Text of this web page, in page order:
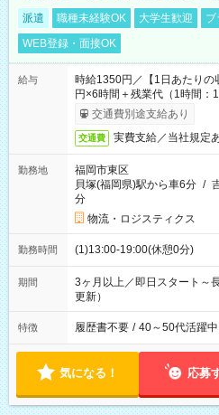
派遣 職種未経験OK 大学生歓迎
ブ
WEB登録・面接OK
給与
時給1350円／【1日あたり
円×6時間＋残業代（1時間
1,350円×6時間
交通費別途支給あり
交通費 実費支給／当社規定あ
勤務地
福岡市東区
貝塚(福岡県)駅から車6分 /
分
物流・ロジスティクス
勤務時間 (1)13:00-19:00(休憩0分)
期間
3ヶ月以上／即日スタート～
更新）
特徴 履歴書不要 / 40～50代活躍中
気になる！ 応募